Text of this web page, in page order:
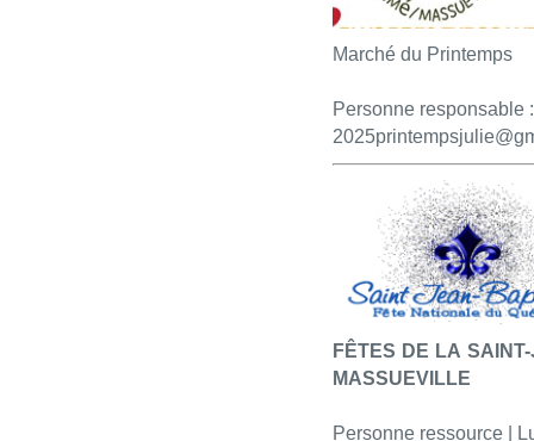
Marché du Printemps
Personne responsable
FÊTES DE LA
MASSUEVILLE
Personne ressource |